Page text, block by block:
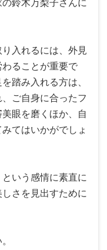
鈴木万梨子さんに
入れるには、外見
ることが重要で
踏み入れる方は、
ご自身に合ったフ
眼を磨くほか、自
てはいかがでしょ
いう感情に素直に
さを見出すために